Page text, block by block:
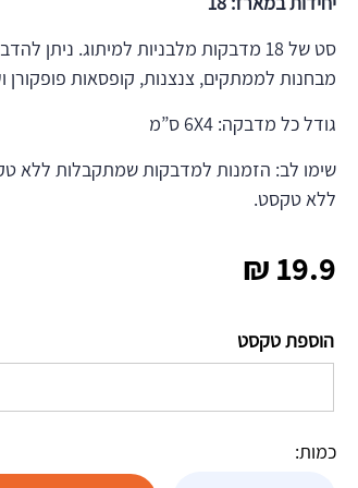
סט של 18 מדבקות מלבניות למיתוג.
מבחנות לממתקים, צנצנות, קופסאות פופקורן
גודל כל מדבקה: 6X4 ס”מ
שימו לב: הזמנות למדבקות שמתקבלות ללא
ללא טקסט.
19.9
₪
הוספת טקסט
כמות: